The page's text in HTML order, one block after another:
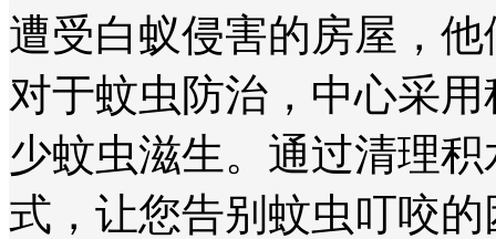
遭受白蚁侵害的房屋，
对于蚊虫防治，中心采
少蚊虫滋生。通过清理
式，让您告别蚊虫叮咬